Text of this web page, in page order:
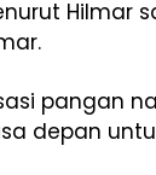
Hilmar
pangan
depan